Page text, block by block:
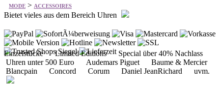
MODE > ACCESSOIRES
Bietet vieles aus dem Bereich Uhren
Einzelstücke Limited Editions Special über 40% Nachlass
Uhren unter 500 Euro Audemars Piguet Baume & Mercier
Blancpain Concord Corum Daniel JeanRichard uvm.